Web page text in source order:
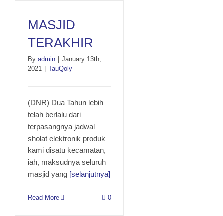
MASJID
TERAKHIR
By admin
January 13th,
2021
TauQoly
(DNR) Dua Tahun lebih
telah berlalu dari
terpasangnya jadwal
sholat elektronik produk
kami disatu kecamatan,
iah, maksudnya seluruh
masjid yang [selanjutnya]
Read More 0